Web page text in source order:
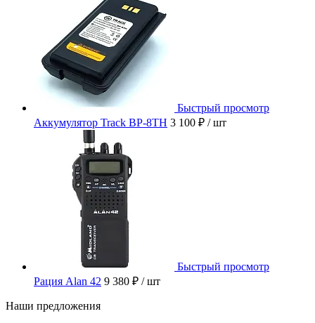
Быстрый просмотр
Аккумулятор Track BP-8TH 3 100 ₽ / шт
Быстрый просмотр
Рация Alan 42 9 380 ₽ / шт
Наши предложения